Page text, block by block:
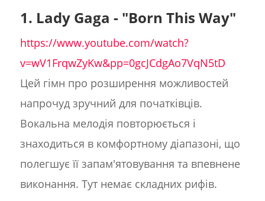
1. Lady Gaga - "Born This Way"
https://www.youtube.com/watch?
v=wV1FrqwZyKw&pp=0gcJCdgAo7VqN5tD
Цей гімн про розширення можливостей
напрочуд зручний для початківців.
Вокальна мелодія повторюється і
знаходиться в комфортному діапазоні, що
полегшує її запам'ятовування та впевнене
виконання. Тут немає складних рифів.